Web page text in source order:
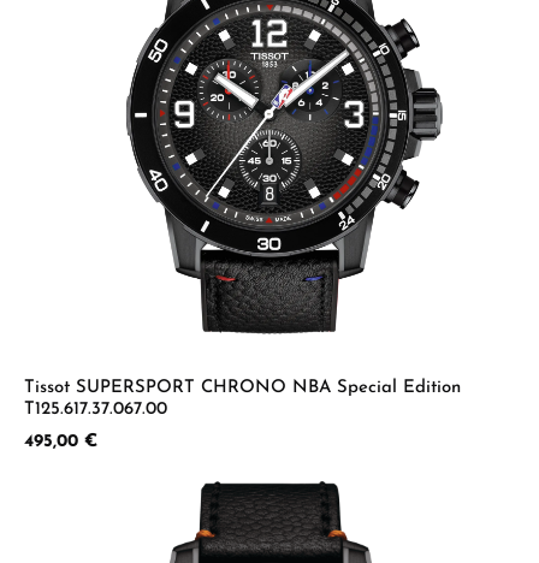
Tissot SUPERSPORT CHRONO NBA Special Edition
T125.617.37.067.00
Regulärer Preis:
495,00 €